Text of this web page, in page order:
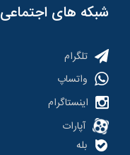
شبکه های اجتماعی
تلگرام
واتساپ
اینستاگرام
آپارات
بله